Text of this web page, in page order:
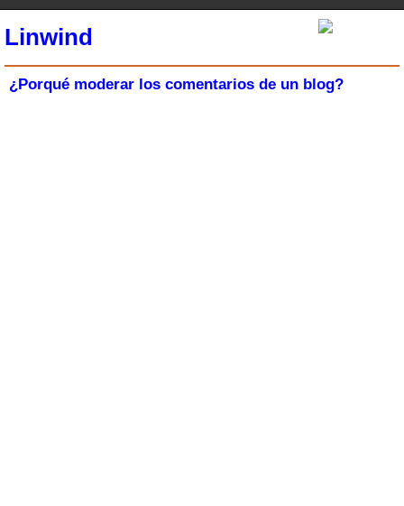
Linwind
¿Porqué moderar los comentarios de un blog?